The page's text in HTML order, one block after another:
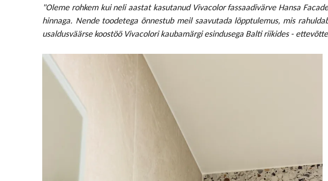
"Oleme rohkem kui neli aastat kasutanud Vivacolor fassaadivärve Hansa
hinnaga. Nende toodetega õnnestub meil saavutada lõpptulemus, mis
usaldusväärse koostöö Vivacolori kaubamärgi esindusega Balti riikides -